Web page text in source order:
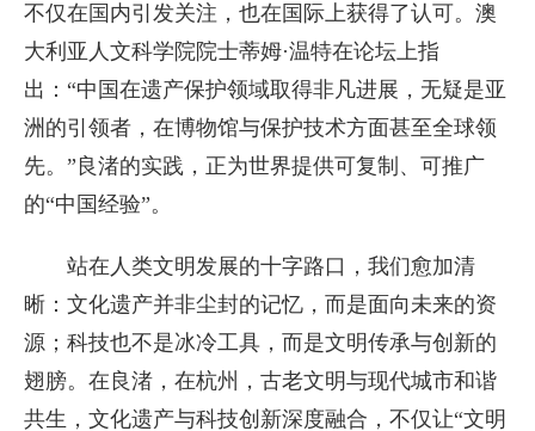
不仅在国内引发关注，也在国际上获得了认可。澳
大利亚人文科学院院士蒂姆·温特在论坛上指
出：“中国在遗产保护领域取得非凡进展，无疑是亚
洲的引领者，在博物馆与保护技术方面甚至全球领
先。”良渚的实践，正为世界提供可复制、可推广
的“中国经验”。
站在人类文明发展的十字路口，我们愈加清
晰：文化遗产并非尘封的记忆，而是面向未来的资
源；科技也不是冰冷工具，而是文明传承与创新的
翅膀。在良渚，在杭州，古老文明与现代城市和谐
共生，文化遗产与科技创新深度融合，不仅让“文明